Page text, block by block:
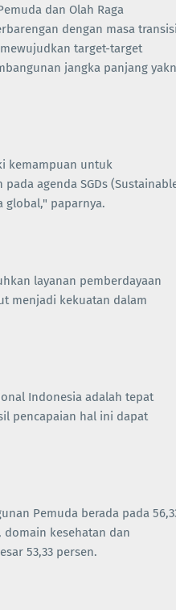
dan Olah Raga
dengan masa transisi
target-target
jangka panjang
kemampuan untuk
agenda SGDs
global," paparnya.
layanan pemberdayaan
menjadi kekuatan dalam
Indonesia adalah tepat
pencapaian hal ini dapat
Pemuda berada pada
domain kesehatan dan
53,33 persen.